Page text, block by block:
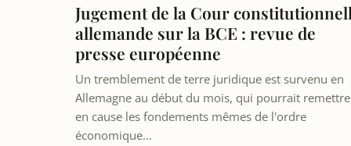
Jugement de la Cour
allemande sur la BCE : revue de
presse européenne
Un tremblement de terre juridique est survenu en
Allemagne au début du mois, qui pourrait remettre
en cause les fondements mêmes de l'ordre
économique…